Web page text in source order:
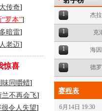
传奇]
罗本”]
暗雷]
老迈]
惊喜
味同嚼蜡]
兰不再会飞]
令人失望]
1 杰
1 克
1 海
1 德
赛程表
6月14日 19:30